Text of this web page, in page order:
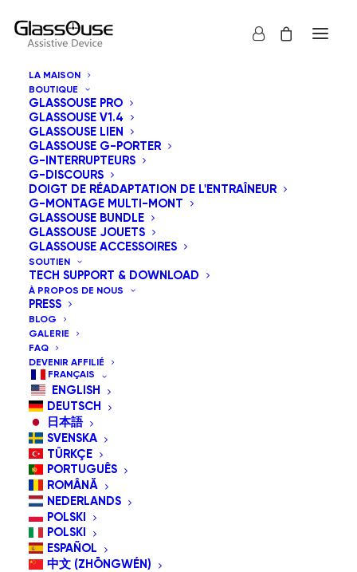
LA MAISON
BOUTIQUE
GLASSOUSE PRO
GLASSOUSE V1.4
GLASSOUSE LIEN
GLASSOUSE G-PORTER
G-INTERRUPTEURS
G-DISCOURS
DOIGT DE RÉADAPTATION DE L'ENTRAÎNEUR
G-MONTAGE MULTI-MONT
GLASSOUSE BUNDLE
GLASSOUSE JOUETS
GLASSOUSE ACCESSOIRES
SOUTIEN
TECH SUPPORT & DOWNLOAD
À PROPOS DE NOUS
PRESS
BLOG
GALERIE
FAQ
DEVENIR AFFILIÉ
FRANÇAIS
ENGLISH
DEUTSCH
日本語
SVENSKA
TÜRKÇE
PORTUGUÊS
ROMÂNĂ
NEDERLANDS
POLSKI
POLSKI
ESPAÑOL
中文 (ZHŌNGWÉN)
Sitemap
À propos
Affiliate
Tableau de bord affilié
Cart
Checkout
Contact
FAQ
Caractéristiques
Galerie
La maison
Login
My account
Money Back Guarantee
Press
Registre
Boutique
Sitemap
Abonnez-vous
Soutien
Video